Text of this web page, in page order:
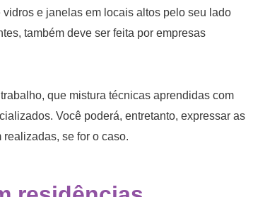
e janelas em locais altos pelo seu lado
também deve ser feita por empresas
que mistura técnicas aprendidas com
Você poderá, entretanto, expressar as
se for o caso.